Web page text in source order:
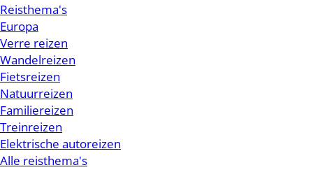
Reisthema's
Europa
Verre reizen
Wandelreizen
Fietsreizen
Natuurreizen
Familiereizen
Treinreizen
Elektrische autoreizen
Alle reisthema's